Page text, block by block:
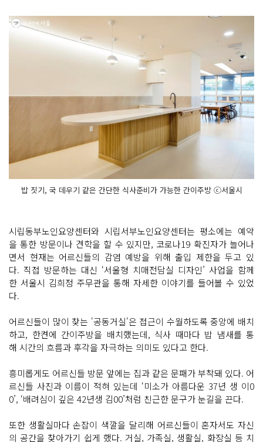
밥 짓기, 국 데우기 같은 간단한 식사준비가 가능한 간이주방 ⓒ서울시
시립동부노인요양센터와 시립서부노인요양센터는 평소에는 예약
을 통한 방문이나 견학을 할 수 있지만, 코로나19 확진자가 늘어나
면서 현재는 어르신들의 감염 예방을 위해 출입 제한을 두고 있
다. 직접 방문하는 대신 ‘서울형 치매전담실 디자인’ 사업을 함께
한 서울시 김희정 주무관을 통해 자세한 이야기를 들어볼 수 있었
다.
어르신들이 많이 찾는 '공동거실'은 접근이 수월하도록 중앙에 배치
하고, 한켠에 간이주방을 배치했는데, 식사 때마다 밥 냄새를 통
해 시간의 흐름과 후각을 자극하는 의미도 있다고 한다.
흥미롭게도 어르신들 방문 앞에는 집과 같은 문패가 부착돼 있다. 어
르신들 사진과 이름이 적혀 있는데 ‘미소가 아름다운 37년 생 이0
0’, ‘배려심이 깊은 42년생 김00’처럼 친근한 문구가 눈길을 끈다.
또한 생활실마다 손잡이 색깔을 달리해 어르신들이 혼자서도 자신
의 공간을 찾아가기 쉽게 했다. 거실, 가족실, 생활실, 화장실 등 치